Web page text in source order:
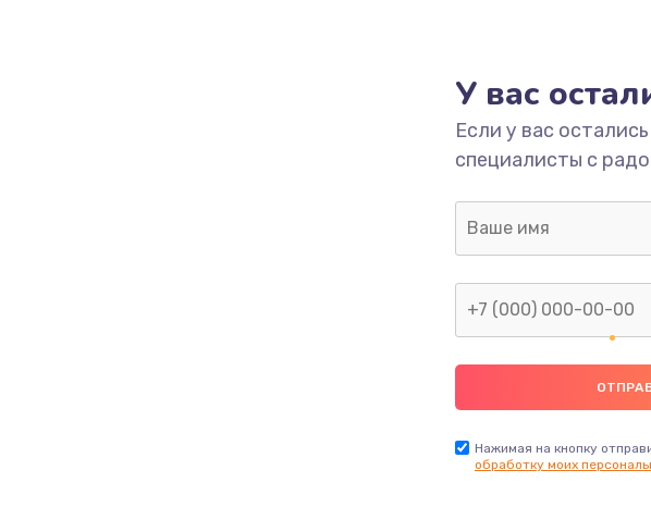
У вас
Если у вас
специалисты с
Нажимая на кнопку
обработку моих